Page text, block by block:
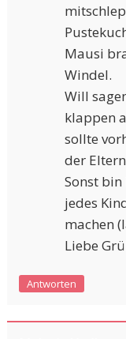
Mausi
Windel.
Will
klappen
sollte
der
Sonst
jedes
machen
Liebe
Antworten